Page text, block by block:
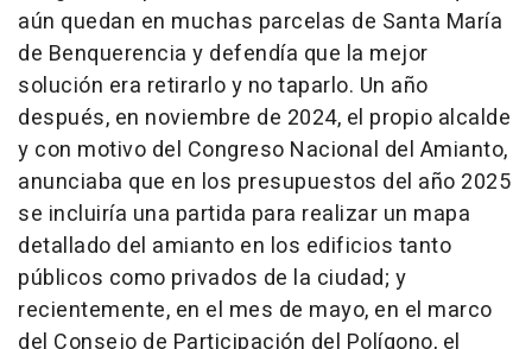
aún quedan en muchas parcelas de Santa María
de Benquerencia y defendía que la mejor
solución era retirarlo y no taparlo. Un año
después, en noviembre de 2024, el propio alcalde
y con motivo del Congreso Nacional del Amianto,
anunciaba que en los presupuestos del año 2025
se incluiría una partida para realizar un mapa
detallado del amianto en los edificios tanto
públicos como privados de la ciudad; y
recientemente, en el mes de mayo, en el marco
del Consejo de Participación del Polígono, el